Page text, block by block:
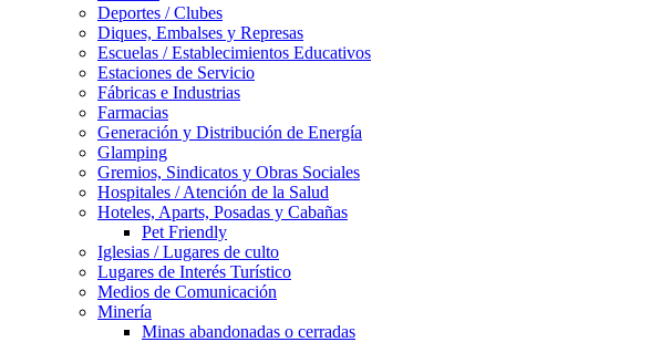
Deportes / Clubes
Diques, Embalses y Represas
Escuelas / Establecimientos Educativos
Estaciones de Servicio
Fábricas e Industrias
Farmacias
Generación y Distribución de Energía
Glamping
Gremios, Sindicatos y Obras Sociales
Hospitales / Atención de la Salud
Hoteles, Aparts, Posadas y Cabañas
Pet Friendly
Iglesias / Lugares de culto
Lugares de Interés Turístico
Medios de Comunicación
Minería
Minas abandonadas o cerradas